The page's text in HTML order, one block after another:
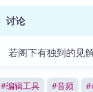
讨论
若阁下有独到的见
#编辑工具 #音频 #